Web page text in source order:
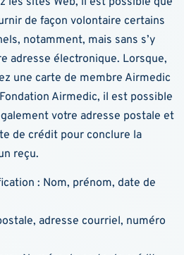
de façon volontaire certains
notamment, mais sans s’y
adresse électronique. Lorsque,
une carte de membre Airmedic
Airmedic, il est possible
votre adresse postale et
de crédit pour conclure la
reçu.
: Nom, prénom, date de
adresse courriel, numéro